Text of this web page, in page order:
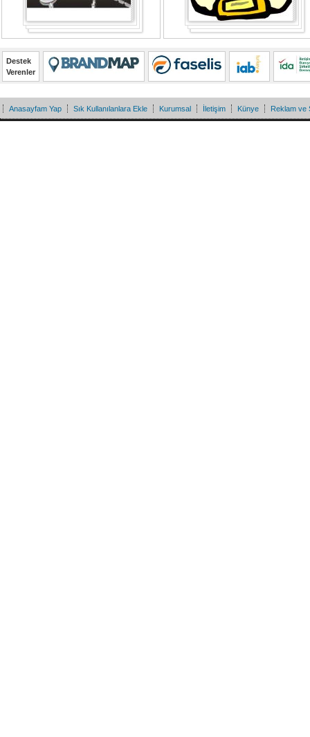
Destek
Verenler
Anasayfam Yap Sık Kullanılanlara Ekle Kurumsal İletişim Künye Reklam ve